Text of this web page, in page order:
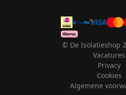
© De Isolatieshop
Vacatures
Privacy
Cookies
Algemene